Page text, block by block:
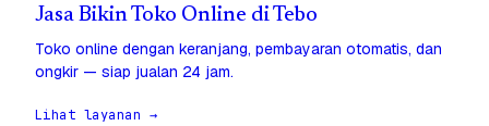
Jasa Bikin Toko Online di Tebo
Toko online dengan keranjang, pembayaran otomatis, dan
ongkir — siap jualan 24 jam.
Lihat layanan →